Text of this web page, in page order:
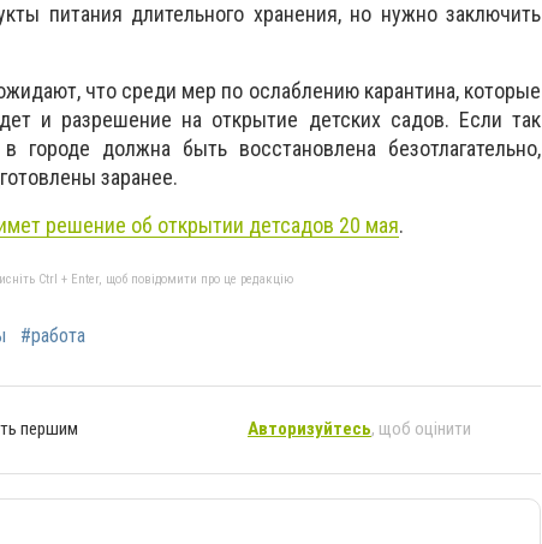
питания длительного хранения, но нужно заключить
что среди мер по ослаблению карантина, которые
и разрешение на открытие детских садов. Если так
городе должна быть восстановлена ​​безотлагательно,
заранее.
решение об открытии детсадов 20 мая.
Ctrl + Enter, щоб повідомити про це редакцію
#работа
першим Авторизуйтесь, щоб оцінити